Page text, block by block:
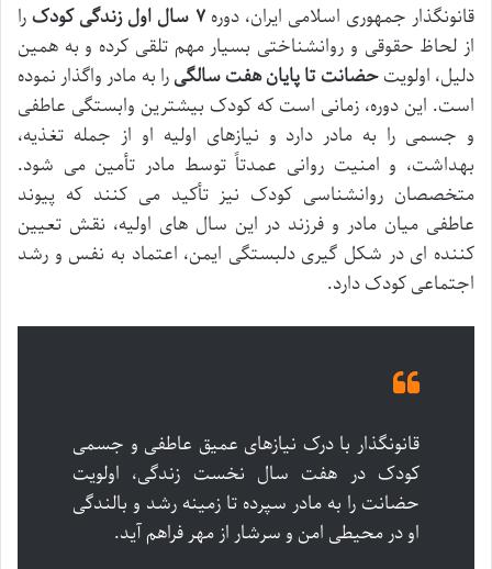
قانونگذار جمهوری اسلامی ایران، دوره۷ سال اول زندگی کودک
را
از لحاظ حقوقی و روانشناختی بسیار مهم تلقی کرده و به همین
دلیل، اولویتحضانت تا پایان هفت سالگیرا به مادر واگذار نموده
است. این دوره، زمانی است که کودک بیشترین وابستگی عاطفی
و جسمی را به مادر دارد و نیازهای اولیه او از جمله تغذیه،
بهداشت، و امنیت روانی عمدتاً توسط مادر تأمین می شود.
متخصصان روانشناسی کودک نیز تأکید می کنند که پیوند
عاطفی میان مادر و فرزند در این سال های اولیه، نقش تعیین
کننده ای در شکل گیری دلبستگی ایمن، اعتماد به نفس و رشد
اجتماعی کودک دارد.
قانونگذار با درک نیازهای عمیق عاطفی و جسمی
کودک در هفت سال نخست زندگی، اولویت
حضانت را به مادر سپرده تا زمینه رشد و بالندگی
او در محیطی امن و سرشار از مهر فراهم آید.